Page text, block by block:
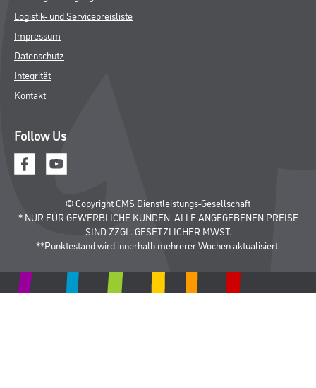
Logistik- und Servicepreisliste
Impressum
Datenschutz
Integrität
Kontakt
Follow Us
© Copyright CMS Dienstleistungs-Gesellschaft
* NUR FÜR GEWERBLICHE KUNDEN. ALLE ANGEGEBENEN PREISE
SIND ZZGL. GESETZLICHER MWST.
**Punktestand wird innerhalb mehrerer Wochen aktualisiert.